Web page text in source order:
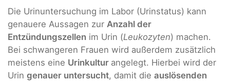
Die Urinuntersuchung im Labor (Urinstatus) kann
genauere Aussagen zur Anzahl der
Entzündungszellen im Urin (Leukozyten) machen.
Bei schwangeren Frauen wird außerdem zusätzlich
meistens eine Urinkultur angelegt. Hierbei wird der
Urin genauer untersucht, damit die auslösenden